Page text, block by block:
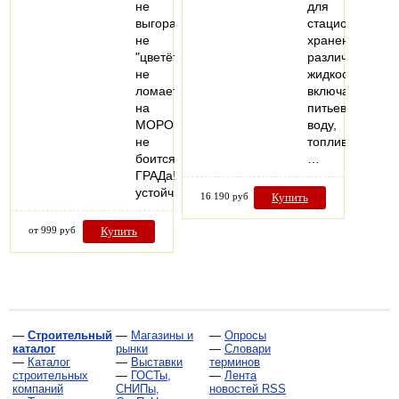
не
выгорает,
не
"цветёт"
не
ломается
на
МОРОЗе,
не
боится
ГРАДа!
устойчив…
от 999 руб Купить
для
стационарного
хранения
различных
жидкостей,
включая
питьевую
воду,
топливо,
16 190 руб Купить
— Строительный
каталог
— Каталог
строительных
компаний
— Магазины и
рынки
— Выставки
— ГОСТы,
СНИПы,
— Опросы
— Словари
терминов
— Лента
новостей RSS